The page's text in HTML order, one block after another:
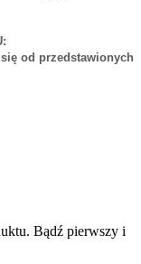
od przedstawionych
Bądź pierwszy i